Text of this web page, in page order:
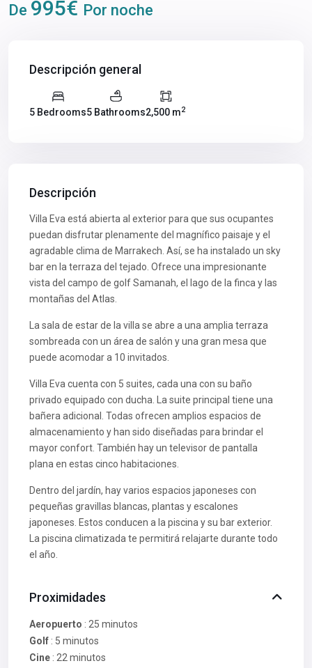
De 995€ Por noche
Descripción general
5 Bedrooms5 Bathrooms2,500 m2
Descripción
Villa Eva está abierta al exterior para que sus ocupantes
puedan disfrutar plenamente del magnífico paisaje y el
agradable clima de Marrakech. Así, se ha instalado un sky
bar en la terraza del tejado. Ofrece una impresionante
vista del campo de golf Samanah, el lago de la finca y las
montañas del Atlas.
La sala de estar de la villa se abre a una amplia terraza
sombreada con un área de salón y una gran mesa que
puede acomodar a 10 invitados.
Villa Eva cuenta con 5 suites, cada una con su baño
privado equipado con ducha. La suite principal tiene una
bañera adicional. Todas ofrecen amplios espacios de
almacenamiento y han sido diseñadas para brindar el
mayor confort. También hay un televisor de pantalla
plana en estas cinco habitaciones.
Dentro del jardín, hay varios espacios japoneses con
pequeñas gravillas blancas, plantas y escalones
japoneses. Estos conducen a la piscina y su bar exterior.
La piscina climatizada te permitirá relajarte durante todo
el año.
Proximidades
Aeropuerto : 25 minutos
Golf : 5 minutos
Cine : 22 minutos